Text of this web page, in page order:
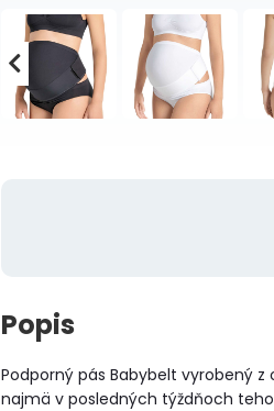
Popis
Podporný pás Babybelt vyrobený
najmä v posledných týždňoch